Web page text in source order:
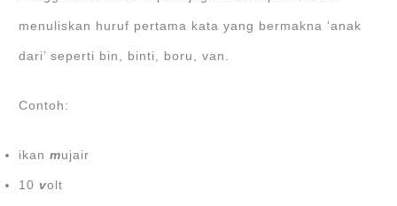
menuliskan huruf pertama kata yang bermakna ‘anak
dari’ seperti bin, binti, boru, van.
Contoh:
ikanmujair
10 volt